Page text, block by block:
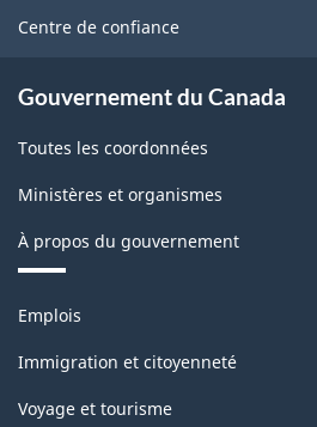
du
(SCIAN)
1.0
pour
production
industrielle
(selon
site
Centre de confiance
Gouvernement du Canada
Toutes les coordonnées
Ministères et organismes
À propos du gouvernement
Thèmes
sujets
Emplois
Immigration et citoyenneté
Voyage et tourisme